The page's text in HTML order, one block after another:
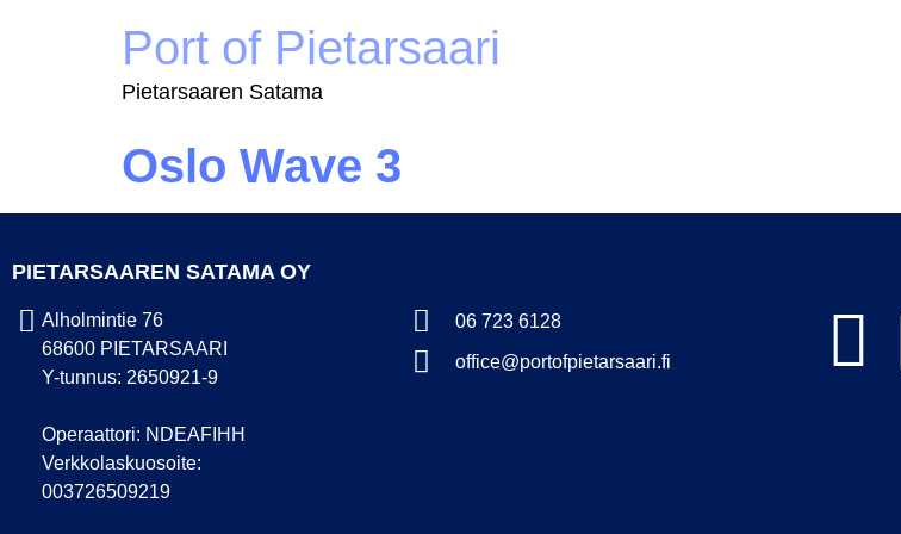
Port of Pietarsaari
Pietarsaaren Satama
Oslo Wave 3
PIETARSAAREN SATAMA OY
Alholmintie 76
68600 PIETARSAARI
Y-tunnus: 2650921-9
Operaattori: NDEAFIHH
Verkkolaskuosoite:
003726509219
06 723 6128
office@portofpietarsaari.fi